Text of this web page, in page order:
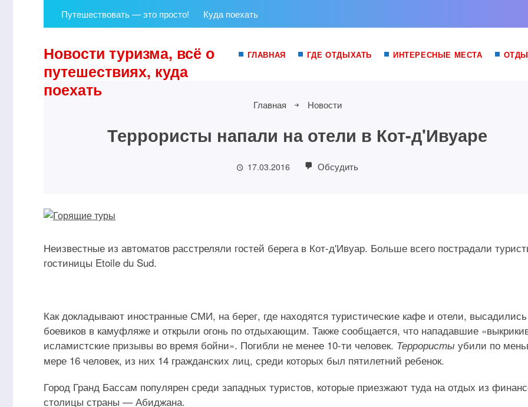
Путешествовать — это просто! Куда поехать
Новости туризма, всё о
путешествиях, куда
поехать
ГЛАВНАЯ ГДЕ ОТДЫХАТЬ ИНТЕРЕСНЫЕ МЕСТА
Главная Новости
Террористы напали на отели в Кот-д'Ивуаре
17.03.2016 Обсудить
Неизвестные из автоматов расстреляли гостей берега в Кот-д'Ивуар. Больше всего пострадали
гостиницы Etoile du Sud.
Как докладывают иностранные СМИ, на берег, где находятся туристические кафе и отели,
боевиков в камуфляже и открыли огонь по отдыхающим. Также сообщается, что нападавшие
исламистские призывы во время бойни». Погибли не менее 10-ти человек. Террористы убили по
мере 16 человек, из них 14 гражданских лиц, среди которых был пятилетний ребенок.
Город Гранд Бассам популярен среди западных туристов, которые приезжают туда на отдых из
столицы страны — Абиджана.